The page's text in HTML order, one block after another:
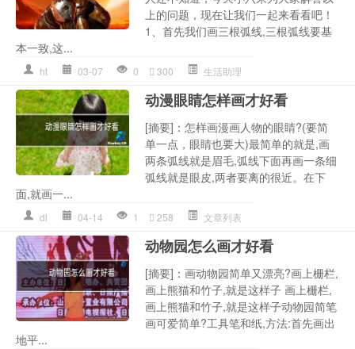
上的问题，现在让我们一起来看看吧！
1、首先我们画三根弧线,三根弧线要基
本一致,这...
ht 03-07 0 300 生活助理
动漫眼睛怎样画才好看
[摘要]：怎样画漫画人物的眼睛?(要简
单一点，眼睛也要大)最简单的就是,画
两条弧线就是眉毛,弧线下面再画一条细
弧线就是眼皮,两者要离的很近。在下
面,就画一...
dl 04-14 1 258 文章列表
动物园怎么画才好看
[摘要]：画动物园简单又漂亮?画上栅栏,
画上熊猫和竹子,就是这样子 画上栅栏,
画上熊猫和竹子,就是这样子动物园简笔
画可爱简单?工具笔和纸,方法:首先画出
地平...